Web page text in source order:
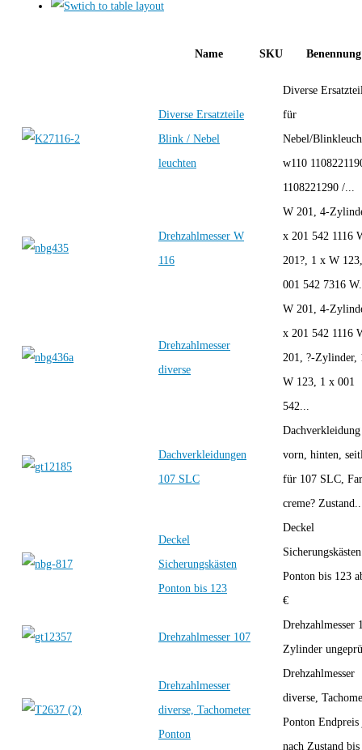
Name SKU Benennung
Diverse Ersatzteile
Blink / Nebel
leuchten
Diverse
für
Nebel/
w110
1108221290 /...
Drehzahlmesser W
116
W 201, 4-
x 201 542 1116
201?, 1 x W
001 542 7316
Drehzahlmesser
diverse
W 201, 4-
x 201 542 1116
201, ?-Zylinder,
W 123, 1 x 001
542...
Dachverkleidungen
107 SLC
Dachverkleidung
vorn, hinten,
für 107 SLC,
creme?
Deckel
Sicherungskästen
Ponton bis 123
Deckel
Sicherungskästen
Ponton bis 123
€
Drehzahlmesser 107
Drehzahlmesser
Zylinder
Drehzahlmesser
diverse, Tachometer
Ponton
Drehzahlmesser
diverse,
Ponton Endpreis
nach Zustand